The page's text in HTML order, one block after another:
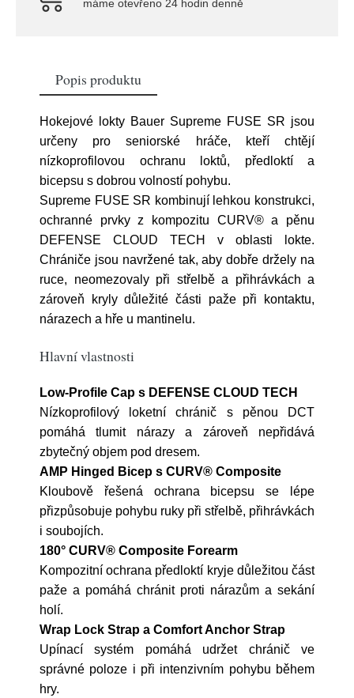
máme otevřeno 24 hodin denně
Popis produktu
Hokejové lokty Bauer Supreme FUSE SR jsou
určeny pro seniorské hráče, kteří chtějí
nízkoprofilovou ochranu loktů, předloktí a
bicepsu s dobrou volností pohybu.
Supreme FUSE SR kombinují lehkou konstrukci,
ochranné prvky z kompozitu CURV® a pěnu
DEFENSE CLOUD TECH v oblasti lokte.
Chrániče jsou navržené tak, aby dobře držely na
ruce, neomezovaly při střelbě a přihrávkách a
zároveň kryly důležité části paže při kontaktu,
nárazech a hře u mantinelu.
Hlavní vlastnosti
Low-Profile Cap s DEFENSE CLOUD TECH
Nízkoprofilový loketní chránič s pěnou DCT
pomáhá tlumit nárazy a zároveň nepřidává
zbytečný objem pod dresem.
AMP Hinged Bicep s CURV® Composite
Kloubově řešená ochrana bicepsu se lépe
přizpůsobuje pohybu ruky při střelbě, přihrávkách
i soubojích.
180° CURV® Composite Forearm
Kompozitní ochrana předloktí kryje důležitou část
paže a pomáhá chránit proti nárazům a sekání
holí.
Wrap Lock Strap a Comfort Anchor Strap
Upínací systém pomáhá udržet chránič ve
správné poloze i při intenzivním pohybu během
hry.